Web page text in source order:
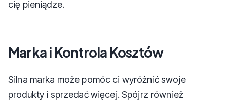
cię pieniądze.
Marka i Kontrola Kosztów
Silna marka może pomóc ci wyróżnić swoje
produkty i sprzedać więcej. Spójrz również